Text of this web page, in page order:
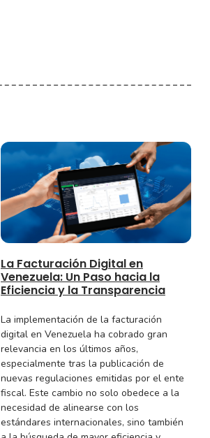
La Facturación Digital en
Venezuela: Un Paso hacia la
Eficiencia y la Transparencia
La implementación de la facturación
digital en Venezuela ha cobrado gran
relevancia en los últimos años,
especialmente tras la publicación de
nuevas regulaciones emitidas por el ente
fiscal. Este cambio no solo obedece a la
necesidad de alinearse con los
estándares internacionales, sino también